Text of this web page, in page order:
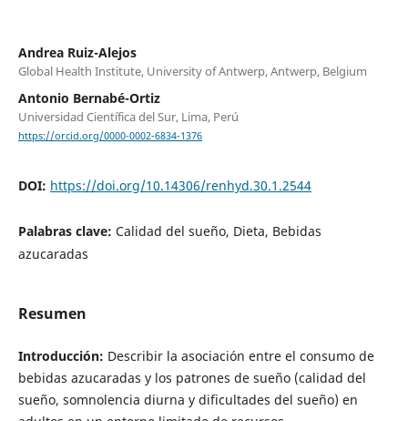
Andrea Ruiz-Alejos
Global Health Institute, University of Antwerp, Antwerp, Belgium
Antonio Bernabé-Ortiz
Universidad Científica del Sur, Lima, Perú
https://orcid.org/0000-0002-6834-1376
DOI: https://doi.org/10.14306/renhyd.30.1.2544
Palabras clave: Calidad del sueño, Dieta, Bebidas
azucaradas
Resumen
Introducción: Describir la asociación entre el consumo de
bebidas azucaradas y los patrones de sueño (calidad del
sueño, somnolencia diurna y dificultades del sueño) en